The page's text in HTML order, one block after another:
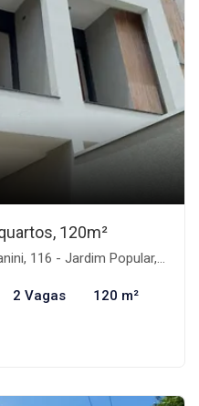
120m²
- Jardim Popular, São Paulo-SP
2 Vagas 120 m²